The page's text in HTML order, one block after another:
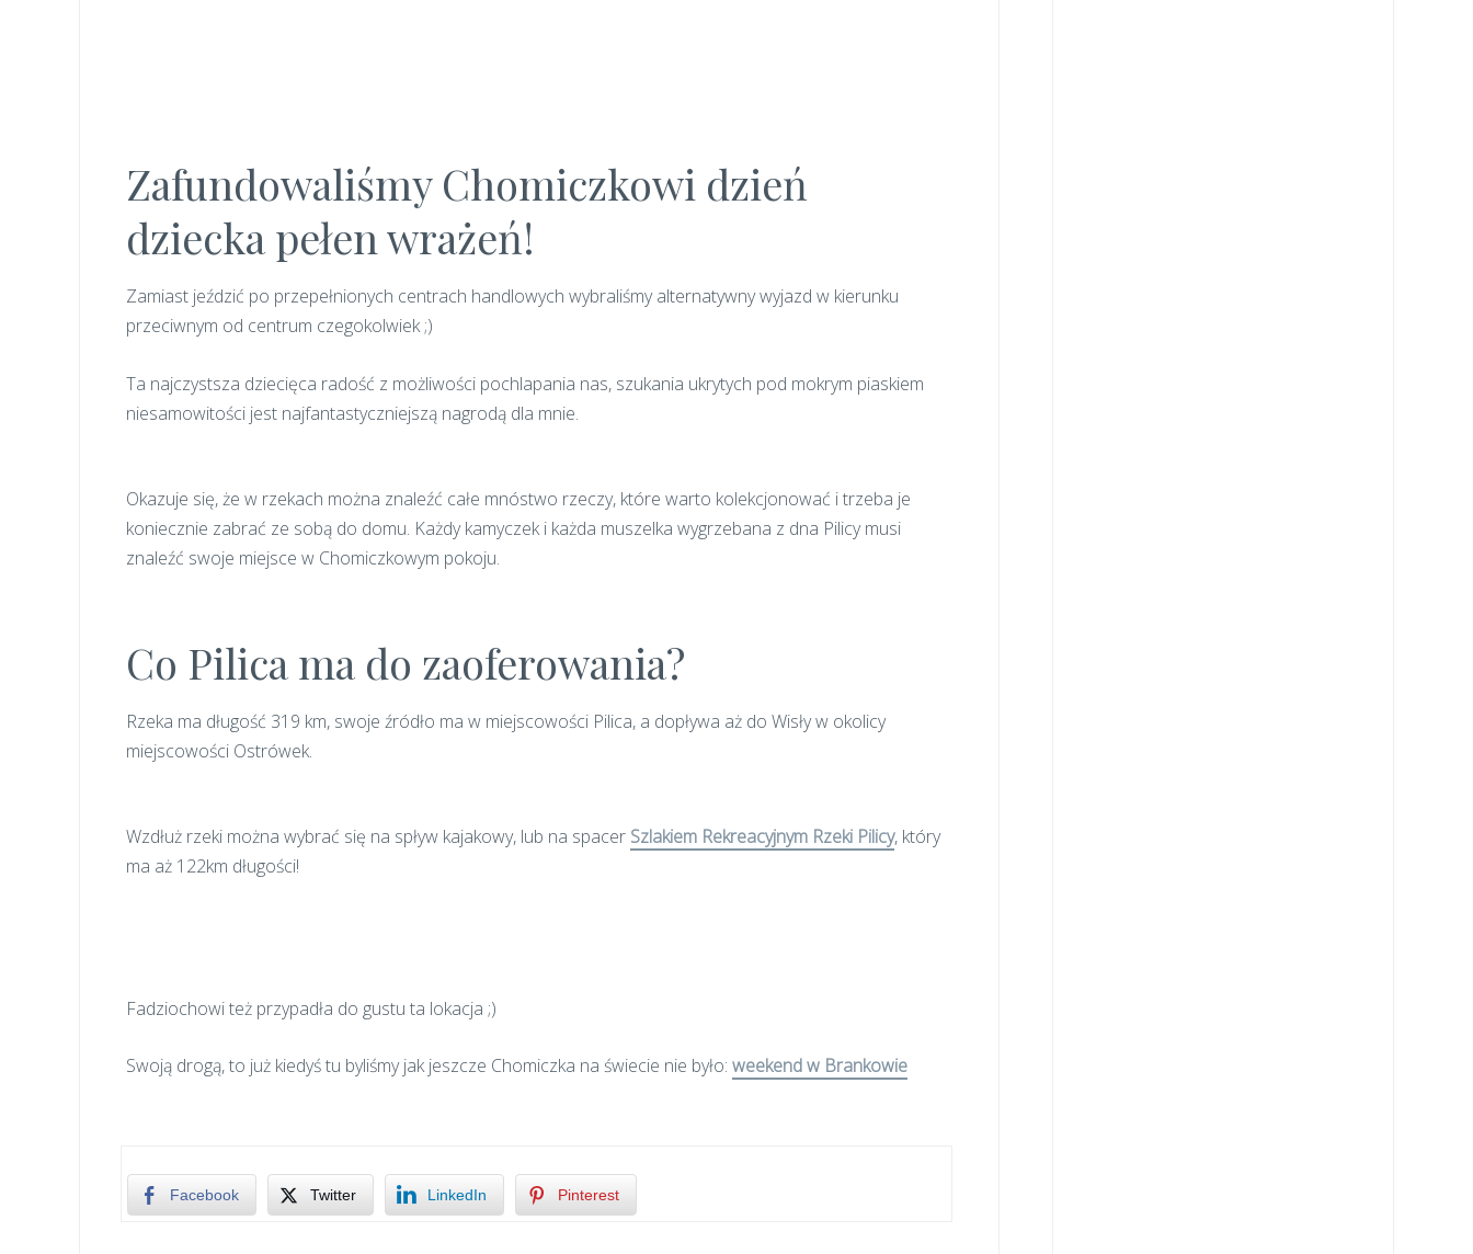
Zafundowaliśmy Chomiczkowi dzień
dziecka pełen wrażeń!
Zamiast jeździć po przepełnionych centrach handlowych wybraliśmy alternatywny wyjazd w kierunku
przeciwnym od centrum czegokolwiek ;)
Ta najczystsza dziecięca radość z możliwości pochlapania nas, szukania ukrytych pod mokrym piaskiem
niesamowitości jest najfantastyczniejszą nagrodą dla mnie.
Okazuje się, że w rzekach można znaleźć całe mnóstwo rzeczy, które warto kolekcjonować i trzeba je
koniecznie zabrać ze sobą do domu. Każdy kamyczek i każda muszelka wygrzebana z dna Pilicy musi
znaleźć swoje miejsce w Chomiczkowym pokoju.
Co Pilica ma do zaoferowania?
Rzeka ma długość 319 km, swoje źródło ma w miejscowości Pilica, a dopływa aż do Wisły w okolicy
miejscowości Ostrówek.
Wzdłuż rzeki można wybrać się na spływ kajakowy, lub na spacer Szlakiem Rekreacyjnym Rzeki Pilicy, który
ma aż 122km długości!
Fadziochowi też przypadła do gustu ta lokacja ;)
Swoją drogą, to już kiedyś tu byliśmy jak jeszcze Chomiczka na świecie nie było: weekend w Brankowie
Facebook Twitter LinkedIn Pinterest